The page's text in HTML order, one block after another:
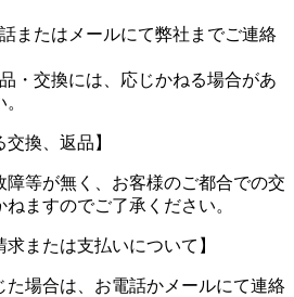
またはメールにて弊社までご連絡
・交換には、応じかねる場合があ
換、返品】
等が無く、お客様のご都合での交
ますのでご了承ください。
求または支払いについて】
た場合は、お電話かメールにて連絡